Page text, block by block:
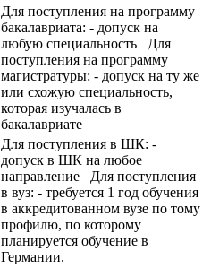
Для поступления на программу
бакалавриата: - допуск на
любую специальность Для
поступления на программу
магистратуры: - допуск на ту же
или схожую специальность,
которая изучалась в
бакалавриате
Для поступления в ШК: -
допуск в ШК на любое
направление Для поступления
в вуз: - требуется 1 год обучения
в аккредитованном вузе по тому
профилю, по которому
планируется обучение в
Германии.